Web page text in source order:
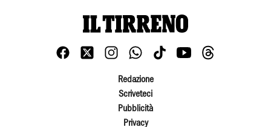
Redazione
Scriveteci
Pubblicità
Privacy